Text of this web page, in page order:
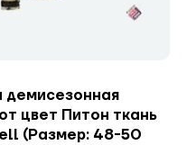
демисезонная
цвет Питон ткань
(Размер: 48-50